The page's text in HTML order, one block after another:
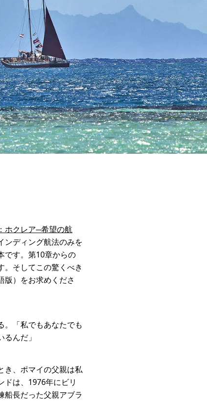
ホクレア─希望の航
ンディング航法のみを
です。第10章からの
。そしてこの驚くべき
版）をお求めくださ
。「私でもあなたでも
んだ」
き、ポマイの父親は私
ドは、1976年にビリ
船長だった父親アブラ